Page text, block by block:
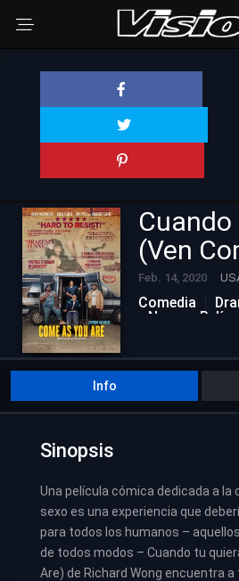
(Ven
Feb. 14, 2020
Comedia
Nuevas
Info
Sinopsis
Una película cómica dedicada a la
sexo es una experiencia que
para todos los humanos –
de todos modos – Cuando tu
Are) de Richard Wong encuentra